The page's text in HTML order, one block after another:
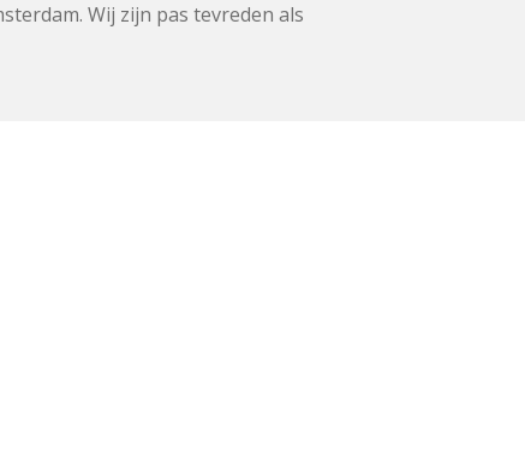
Wij zijn pas tevreden als